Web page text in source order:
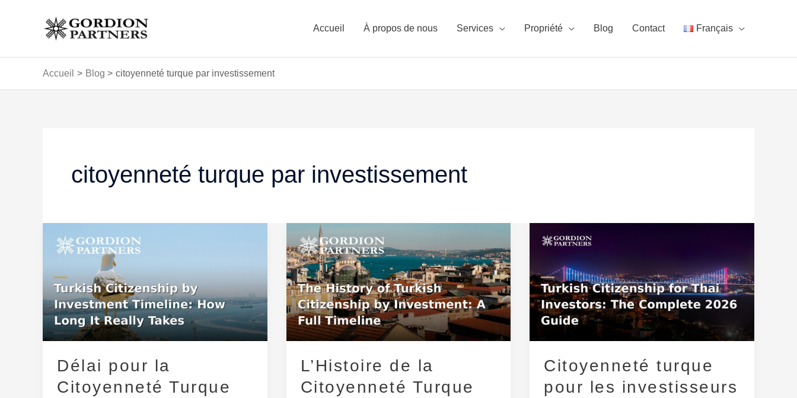
Accueil À propos de nous Services Propriété Blog Contact Français
Accueil Blog citoyenneté turque par investissement
citoyenneté turque par investissement
Délai pour la
Citoyenneté Turque
Délai
Citoyenneté
Turque
par
Investissement
Combien
Temps
L’Histoire de la
Citoyenneté Turque
L’Histoire
de
la
Citoyenneté
Turque
par
Investissement
Chronologie
Citoyenneté turque
pour les investisseurs
Citoyenneté
pour
les
investisseurs
thaïlandais
complet